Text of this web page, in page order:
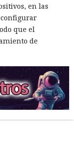
en las
configurar
que el
de